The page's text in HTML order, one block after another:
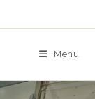
Menu